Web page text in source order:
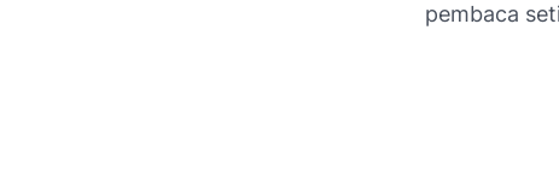
pembaca